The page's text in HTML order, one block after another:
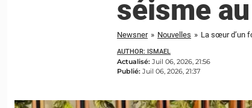
séisme
Newsner » Nouvelles »
AUTHOR: ISMAEL
Actualisé: Juil 06, 2026, 21:56
Publié: Juil 06, 2026, 21:37